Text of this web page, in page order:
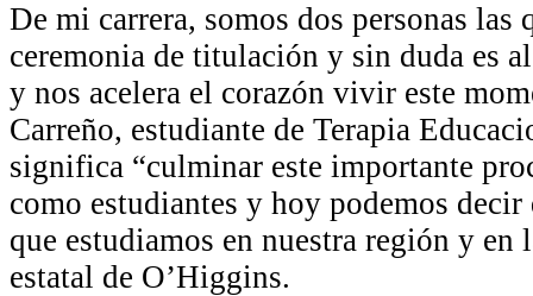
De mi carrera, somos dos personas las
ceremonia de titulación y sin duda es
y nos acelera el corazón vivir este
Carreño, estudiante de Terapia
significa “culminar este importante
como estudiantes y hoy podemos
que estudiamos en nuestra región y en
estatal de O’Higgins.